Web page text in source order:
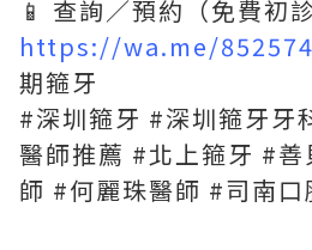
📱 查詢／預約（免費初
https://wa.me/
期箍牙
#深圳箍牙 #深圳箍牙牙
醫師推薦 #北上箍牙 #
師 #何麗珠醫師 #司南口